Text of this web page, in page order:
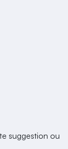
suggestion ou